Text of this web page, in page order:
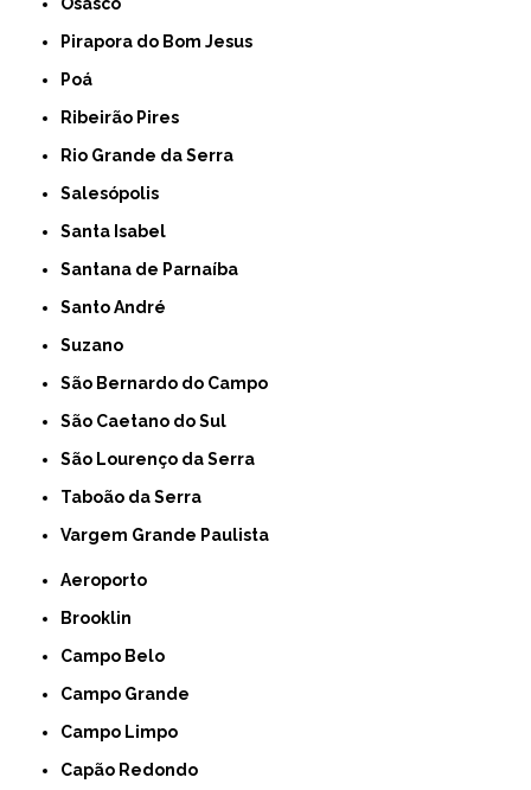
Osasco
Pirapora do Bom Jesus
Poá
Ribeirão Pires
Rio Grande da Serra
Salesópolis
Santa Isabel
Santana de Parnaíba
Santo André
Suzano
São Bernardo do Campo
São Caetano do Sul
São Lourenço da Serra
Taboão da Serra
Vargem Grande Paulista
Aeroporto
Brooklin
Campo Belo
Campo Grande
Campo Limpo
Capão Redondo